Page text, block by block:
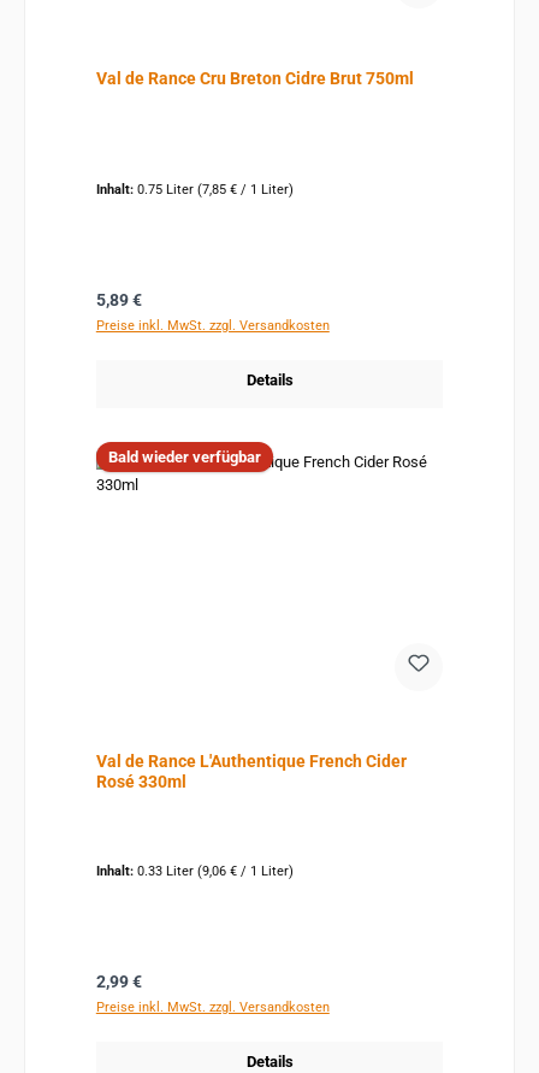
Val de Rance Cru Breton Cidre Brut 750ml
Inhalt: 0.75 Liter (7,85 € / 1 Liter)
Regulärer Preis:
5,89 €
Preise inkl. MwSt. zzgl. Versandkosten
Details
Bald wieder verfügbar
Val de Rance L'Authentique French Cider
Rosé 330ml
Inhalt: 0.33 Liter (9,06 € / 1 Liter)
Regulärer Preis:
2,99 €
Preise inkl. MwSt. zzgl. Versandkosten
Details